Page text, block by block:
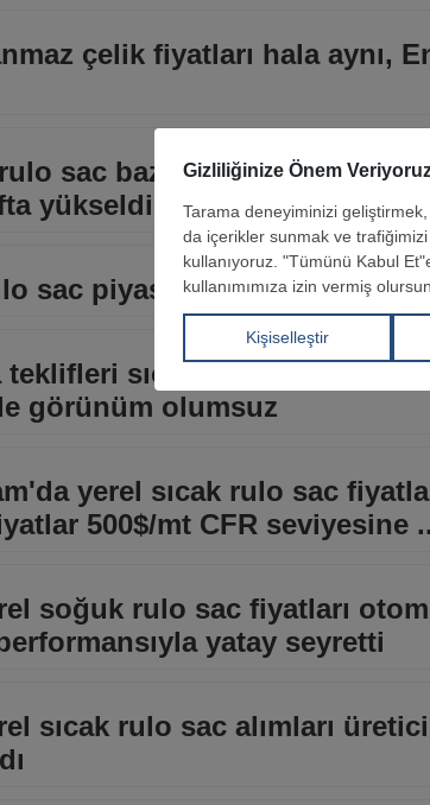
çelik fiyatları hala aynı,
sac baz fiyatı son
yükseldi
sac piyasasında ticaret
teklifleri sıcak rulo sac
görünüm olumsuz
yerel sıcak rulo sac
500$/mt CFR seviyesine
soğuk rulo sac fiyatları
yatay seyretti
sıcak rulo sac alımları